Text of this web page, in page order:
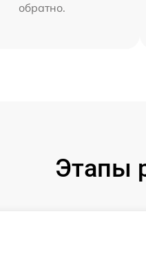
обратно.
Этапы